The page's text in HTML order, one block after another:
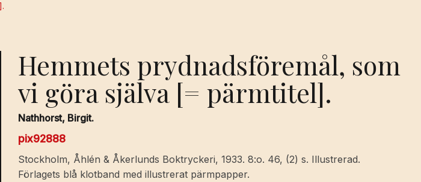
Hemmets prydnadsföremål, som
vi göra själva [= pärmtitel].
Nathhorst, Birgit.
pix92888
Stockholm, Åhlén & Åkerlunds Boktryckeri, 1933. 8:o. 46, (2) s. Illustrerad.
Förlagets blå klotband med illustrerat pärmpapper.